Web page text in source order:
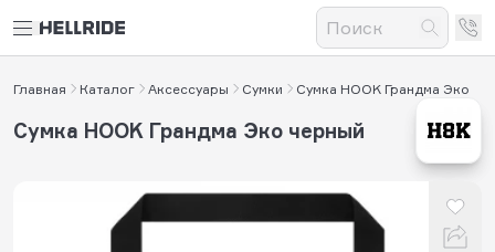
Главная Каталог Аксессуары Сумки Сумка HOOK Грандма Эко
Сумка HOOK Грандма Эко черный